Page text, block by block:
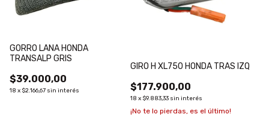
GORRO LANA HONDA
TRANSALP GRIS
$39.000,00
18 x $2.166,67 sin interés
GIRO H XL750 HONDA TRAS IZQ
$177.900,00
18 x $9.883,33 sin interés
¡No te lo pierdas, es el último!